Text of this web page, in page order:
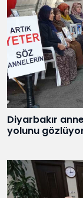
Diyarbakır
yolunu